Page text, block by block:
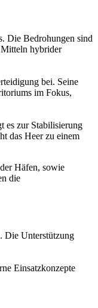
Die Bedrohungen sind
Mitteln hybrider
bei. Seine
im Fokus,
es zur Stabilisierung
das Heer zu einem
Häfen, sowie
die
Die Unterstützung
Einsatzkonzepte